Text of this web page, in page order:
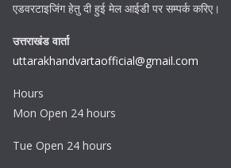
एडवरटाइजिंग हेतु दी हुई मेल आईडी पर सम्पर्क करिए।
उत्तराखंड वार्ता
uttarakhandvartaofficial@gmail.com
Hours
Mon Open 24 hours
Tue Open 24 hours